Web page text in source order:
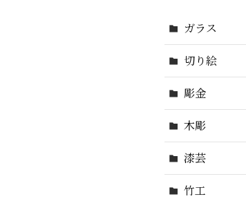
ガラス
切り絵
彫金
木彫
漆芸
竹工